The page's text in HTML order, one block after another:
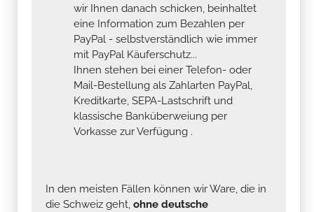
wir Ihnen danach schicken, beinhaltet
eine Information zum Bezahlen per
PayPal - selbstverständlich wie immer
mit PayPal Käuferschutz...
Ihnen stehen bei einer Telefon- oder
Mail-Bestellung als Zahlarten PayPal,
Kreditkarte, SEPA-Lastschrift und
klassische Banküberweiung per
Vorkasse zur Verfügung .
In den meisten Fällen können wir Ware, die in
die Schweiz geht, ohne deutsche